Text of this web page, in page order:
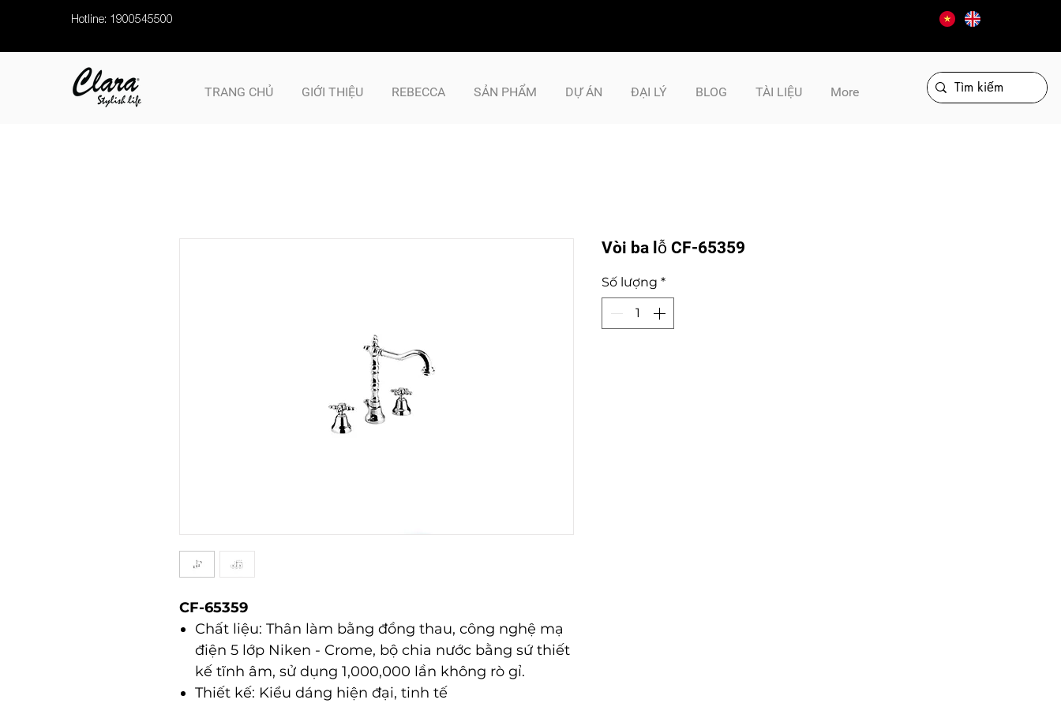
Hotline: 1900545500
TRANG CHỦ GIỚI THIỆU REBECCA SẢN PHẨM DỰ ÁN ĐẠI LÝ BLOG TÀI LIỆU More
CF-65359
Chất liệu: Thân làm bằng đồng thau, công nghệ mạ
điện 5 lớp Niken - Crome, bộ chia nước bằng sứ thiết
kế tĩnh âm, sử dụng 1,000,000 lần không rò gỉ.
Thiết kế: Kiểu dáng hiện đại, tinh tế
Vòi ba lỗ CF-65359
Số lượng *